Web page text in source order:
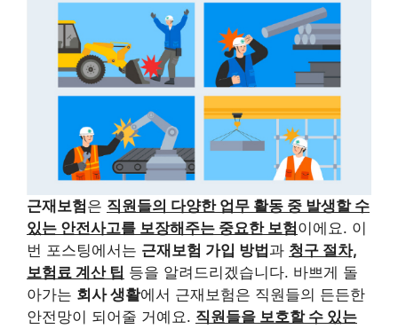
근재보험은 직원들의 다양한 업무 활동 중 발생할 수
있는 안전사고를 보장해주는 중요한 보험이에요. 이
번 포스팅에서는 근재보험 가입 방법 과 청구 절차,
보험료 계산 팁 등을 알려드리겠습니다. 바쁘게 돌
아가는 회사 생활에서 근재보험은 직원들의 든든한
안전망이 되어줄 거예요. 직원들을 보호할 수 있는